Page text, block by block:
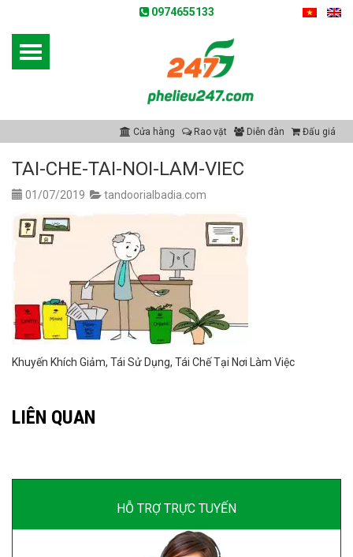
0974655133
Cửa hàng Rao vặt Diễn đàn Đấu giá
TAI-CHE-TAI-NOI-LAM-VIEC
01/07/2019 tandoorialbadia.com
Khuyến Khích Giảm, Tái Sử Dụng, Tái Chế Tại Nơi Làm Việc
LIÊN QUAN
HỖ TRỢ TRỰC TUYẾN